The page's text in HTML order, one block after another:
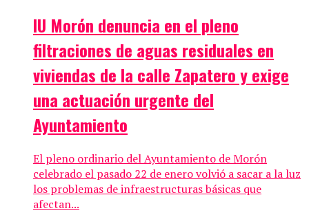
IU Morón denuncia en el pleno
filtraciones de aguas residuales en
viviendas de la calle Zapatero y exige
una actuación urgente del
Ayuntamiento
El pleno ordinario del Ayuntamiento de Morón
celebrado el pasado 22 de enero volvió a sacar a la luz
los problemas de infraestructuras básicas que
afectan...